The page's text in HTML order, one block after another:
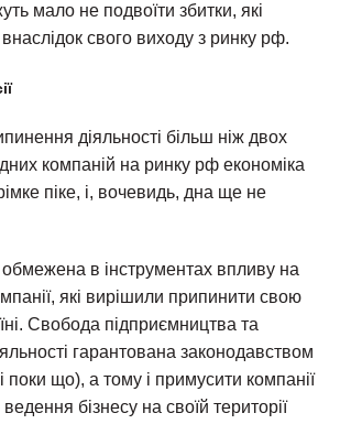
мало не подвоїти збитки, які
внаслідок свого виходу з ринку рф.
діяльності більш ніж двох
компаній на ринку рф економіка
піке, і, вочевидь, дна ще не
в інструментах впливу на
які вирішили припинити свою
Свобода підприємництва та
гарантована законодавством
поки що), а тому і примусити компанії
бізнесу на своїй території